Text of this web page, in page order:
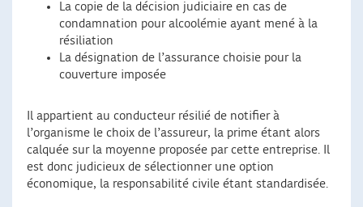
La copie de la décision judiciaire en cas de
condamnation pour alcoolémie ayant mené à la
résiliation
La désignation de l’assurance choisie pour la
couverture imposée
Il appartient au conducteur résilié de notifier à
l’organisme le choix de l’assureur, la prime étant alors
calquée sur la moyenne proposée par cette entreprise. Il
est donc judicieux de sélectionner une option
économique, la responsabilité civile étant standardisée.